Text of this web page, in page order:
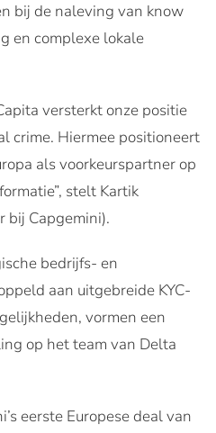
bij de naleving van know
en complexe lokale
versterkt onze positie
crime. Hiermee positioneert
als voorkeurspartner op
stelt Kartik
bij Capgemini).
bedrijfs- en
aan uitgebreide KYC-
vormen een
op het team van Delta
eerste Europese deal van